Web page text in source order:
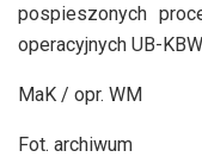
pospieszonych
operacyjnych UB-
MaK / opr. WM
Fot. archiwum